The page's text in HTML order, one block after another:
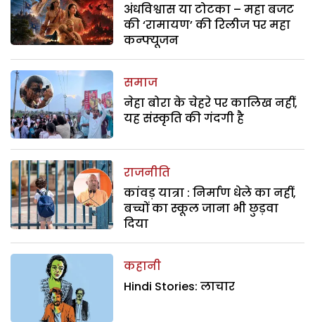
अंधविश्वास या टोटका – महा बजट
की ‘रामायण’ की रिलीज पर महा
कन्फ्यूजन
समाज
नेहा बोरा के चेहरे पर कालिख नहीं,
यह संस्कृति की गंदगी है
राजनीति
कांवड़ यात्रा : निर्माण धेले का नहीं,
बच्चों का स्कूल जाना भी छुड़वा
दिया
कहानी
Hindi Stories: लाचार